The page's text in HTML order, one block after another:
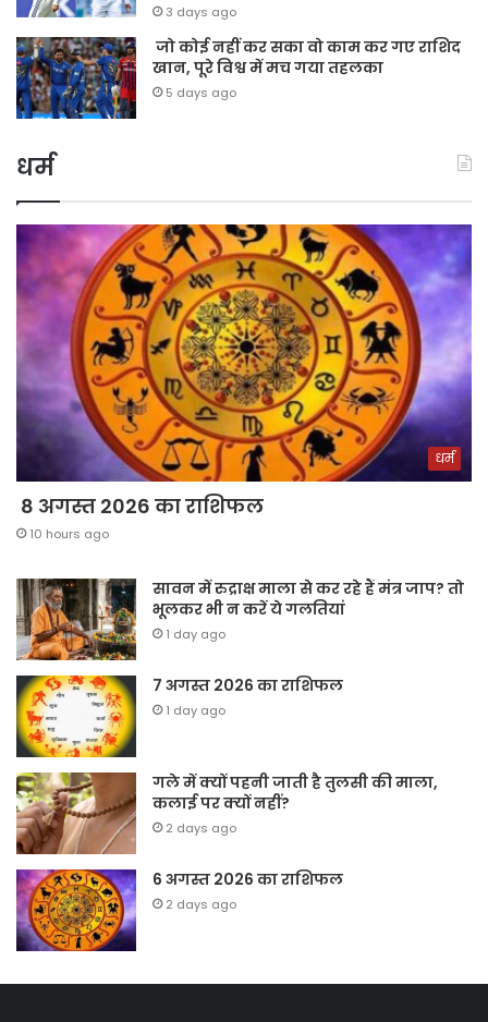
3 days ago
जो कोई नहीं कर सका वो काम कर गए राशिद
खान, पूरे विश्व में मच गया तहलका
5 days ago
धर्म
धर्म
8 अगस्त 2026 का राशिफल
10 hours ago
सावन में रुद्राक्ष माला से कर रहे हैं मंत्र जाप? तो
भूलकर भी न करें ये गलतियां
1 day ago
7 अगस्त 2026 का राशिफल
1 day ago
गले में क्यों पहनी जाती है तुलसी की माला,
कलाई पर क्यों नहीं?
2 days ago
6 अगस्त 2026 का राशिफल
2 days ago